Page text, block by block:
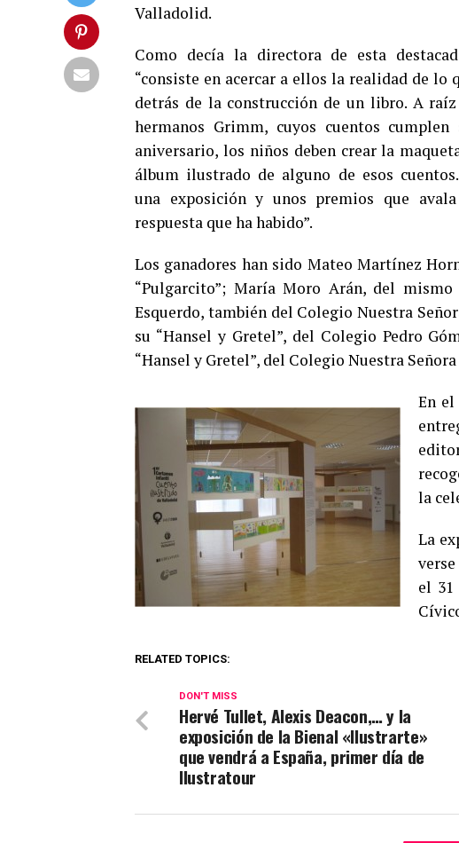
Valladolid.
Como decía la directora de esta
“consiste en acercar a ellos la realidad de lo
detrás de la construcción de un libro. A
hermanos Grimm, cuyos cuentos cumplen
aniversario, los niños deben crear la
álbum ilustrado de alguno de esos
una exposición y unos premios que
respuesta que ha habido”.
Los ganadores han sido Mateo Martínez
“Pulgarcito”; María Moro Arán, del
Esquerdo, también del Colegio Nuestra
su “Hansel y Gretel”, del Colegio Pedro
“Hansel y Gretel”, del Colegio Nuestra
En
la
La
el
RELATED TOPICS:
DON'T MISS
Hervé Tullet, Alexis Deacon,… y la
exposición de la Bienal «Ilustrarte»
que vendrá a España, primer día de
Ilustratour